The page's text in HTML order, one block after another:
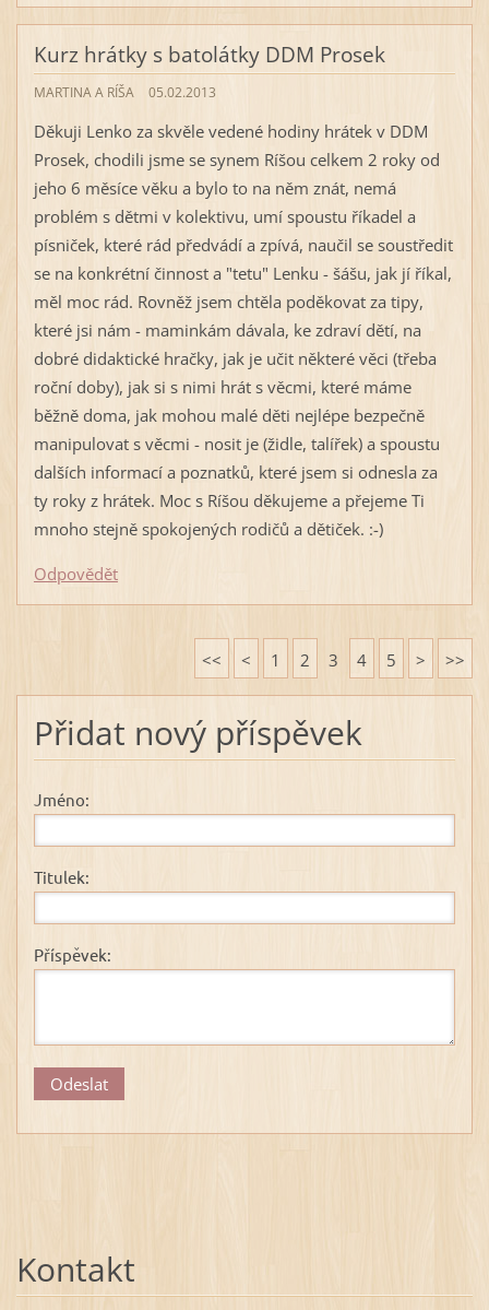
Kurz hrátky s batolátky DDM Prosek
MARTINA A RÍŠA 05.02.2013
Děkuji Lenko za skvěle vedené hodiny hrátek v DDM
Prosek, chodili jsme se synem Ríšou celkem 2 roky od
jeho 6 měsíce věku a bylo to na něm znát, nemá
problém s dětmi v kolektivu, umí spoustu říkadel a
písniček, které rád předvádí a zpívá, naučil se soustředit
se na konkrétní činnost a "tetu" Lenku - šášu, jak jí říkal,
měl moc rád. Rovněž jsem chtěla poděkovat za tipy,
které jsi nám - maminkám dávala, ke zdraví dětí, na
dobré didaktické hračky, jak je učit některé věci (třeba
roční doby), jak si s nimi hrát s věcmi, které máme
běžně doma, jak mohou malé děti nejlépe bezpečně
manipulovat s věcmi - nosit je (židle, talířek) a spoustu
dalších informací a poznatků, které jsem si odnesla za
ty roky z hrátek. Moc s Ríšou děkujeme a přejeme Ti
mnoho stejně spokojených rodičů a dětiček. :-)
Odpovědět
<< < 1 2 3 4 5 > >>
Přidat nový příspěvek
Jméno:
Titulek:
Příspěvek:
Kontakt